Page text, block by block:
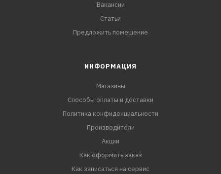
Вакансии
Статьи
Предложить помещение
ИНФОРМАЦИЯ
Магазины
Способы оплаты и доставки
Политика конфиденциальности
Производители
Акции
Как оформить заказ
Как записаться на сервис